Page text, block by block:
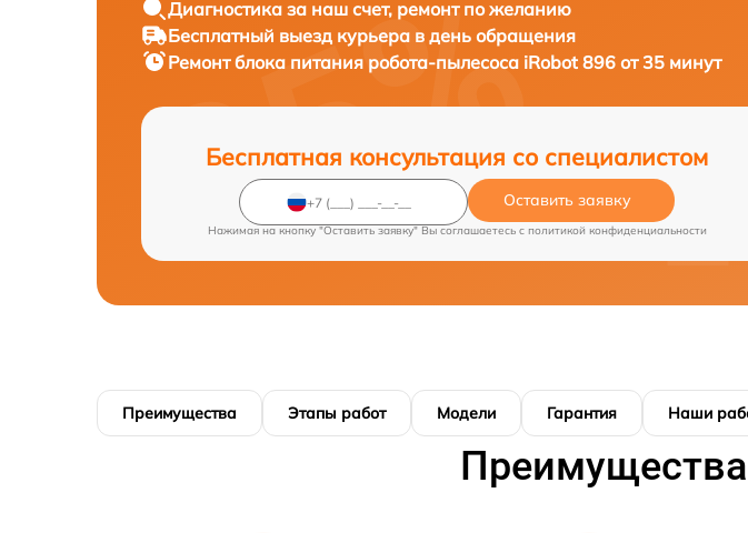
Диагностика за наш счет, ремонт по желанию
Бесплатный выезд курьера в день обращения
Ремонт блока питания робота-пылесоса iRobot 896 от 35 минут
Бесплатная консультация со специалистом
Оставить заявку
Нажимая на кнопку "Оставить заявку" Вы соглашаетесь c политикой конфиденциальности
Преимущества Этапы работ Модели Гарантия Наши